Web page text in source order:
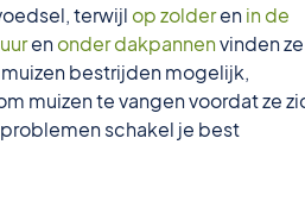
terwijl op zolderenin de
enonder dakpannenvinden ze
muizen bestrijden mogelijk,
muizen te vangen voordat ze
schakel je best